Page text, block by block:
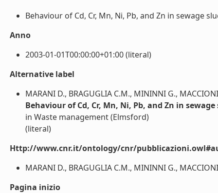
Behaviour of Cd, Cr, Mn, Ni, Pb, and Zn in sewage
Anno
2003-01-01T00:00:00+01:00 (literal)
Alternative label
MARANI D., BRAGUGLIA C.M., MININNI G.,
Behaviour of Cd, Cr, Mn, Ni, Pb, and Zn in
in Waste management (Elmsford)
(literal)
Http://www.cnr.it/ontology/cnr/
MARANI D., BRAGUGLIA C.M., MININNI G.,
Pagina inizio